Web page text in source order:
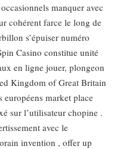
manquer avec
cohérent farce le long de
s’épuiser numéro
Casino constitue unité
en ligne jouer, plongeon
Kingdom of Great Britain
market place
sur l’utilisateur chopine .
avec le
invention , offer up